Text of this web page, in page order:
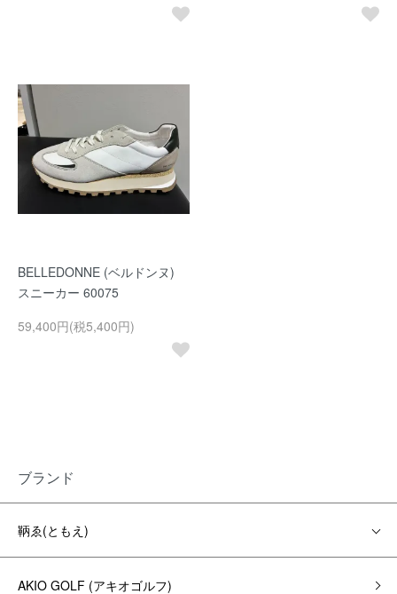
BELLEDONNE (ベルドンヌ)
スニーカー 60075
59,400円(税5,400円)
ブランド
鞆ゑ(ともえ)
AKIO GOLF (アキオゴルフ)